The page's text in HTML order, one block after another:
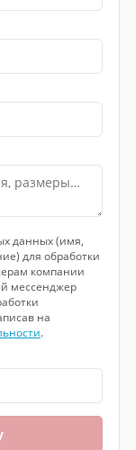
данных (имя,
для обработки
компании
мессенджер
на
.